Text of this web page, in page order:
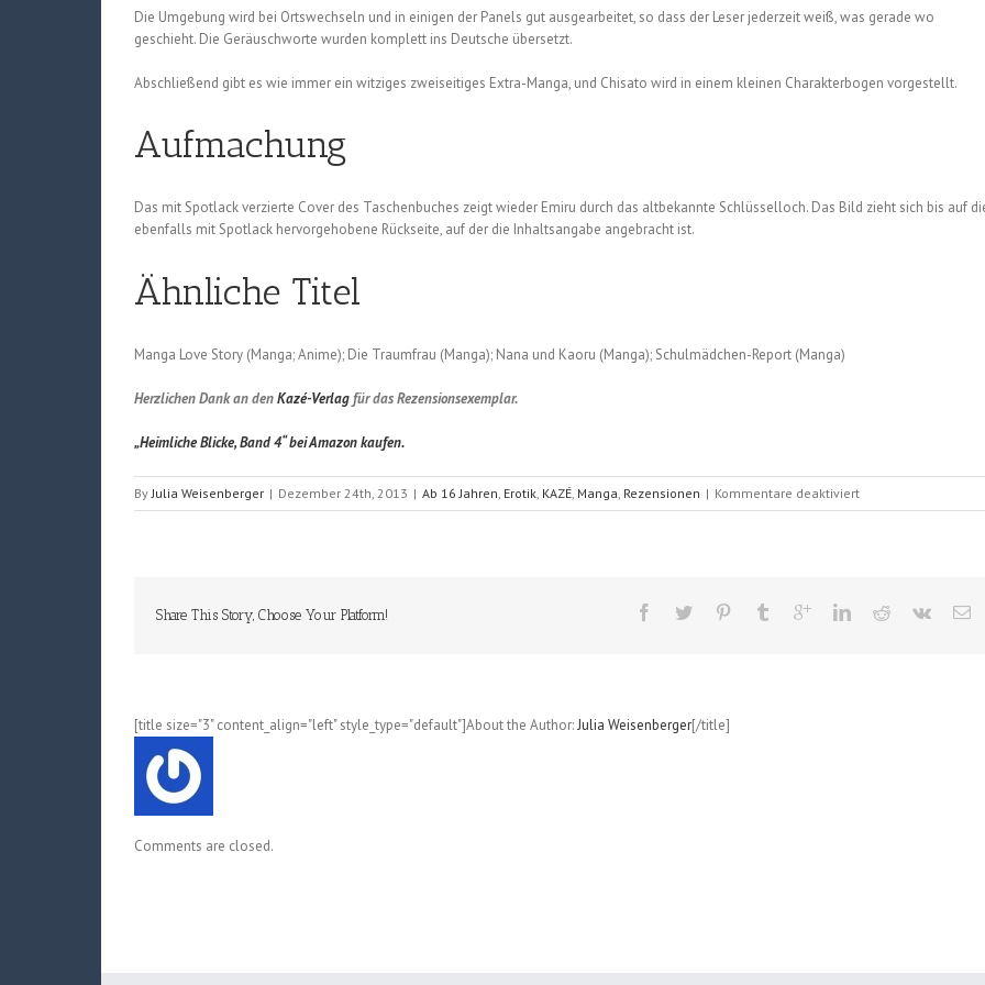
Die Umgebung wird bei Ortswechseln und in einigen der Panels gut ausgearbeitet, so dass der Leser jederzeit weiß, was gerade wo
geschieht. Die Geräuschworte wurden komplett ins Deutsche übersetzt.
Abschließend gibt es wie immer ein witziges zweiseitiges Extra-Manga, und Chisato wird in einem kleinen Charakterbogen vorgestellt.
Aufmachung
Das mit Spotlack verzierte Cover des Taschenbuches zeigt wieder Emiru durch das altbekannte Schlüsselloch. Das Bild zieht sich bis auf
ebenfalls mit Spotlack hervorgehobene Rückseite, auf der die Inhaltsangabe angebracht ist.
Ähnliche Titel
Manga Love Story (Manga; Anime); Die Traumfrau (Manga); Nana und Kaoru (Manga); Schulmädchen-Report (Manga)
Herzlichen Dank an denKazé-Verlagfür das Rezensionsexemplar.
„Heimliche Blicke, Band 4“ bei Amazon kaufen.
By Julia Weisenberger | Dezember 24th, 2013 | Ab 16 Jahren Erotik KAZÉ Manga Rezensionen | Kommentare deaktiviertfür
Heimliche
Share This Story, Choose Your Platform!
[title size="3" content_align="left" style_type="default"]About the Author:Julia Weisenberger[/title]
Comments are closed.